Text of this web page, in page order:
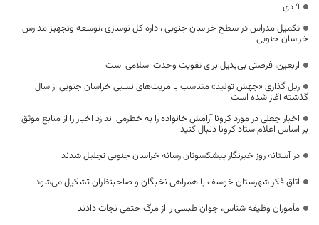
۹ دی
تکمیل مدراس در سطح خراسان جنوبی ،اداره کل نوسازی ،توسعه وتجهیز مدارس
خراسان جنوبی
اربعین، فرصتی بی‌بدیل برای تقویت وحدت اسلامی است
ریل گذاری «جهش تولید» متناسب با مزیت‌های نسبی خراسان جنوبی از سال
گذشته آغاز شده است
اخبار جعلی در مورد کرونا آرامش خانواده را به خطرمی اندازد اخبار را از منابع موثق
بر اساس اعلام ستاد کرونا دنبال کنید
در آستانه روز خبرنگار پیشکسوتان رسانه خراسان جنوبی تجلیل شدند
اتاق فکر شهرستان خوسف با همراهی نخبگان و صاحبنظران تشکیل می‌شود
مأموران وظیفه شناس، جوان طبسی را از مرگ حتمی نجات دادند